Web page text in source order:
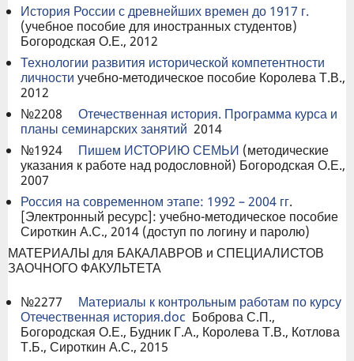
История России с древнейших времен до 1917 г.
(учебное пособие для иностранных студентов)
Богородская О.Е., 2012
Технологии развития исторической компетентности
личности учебно-методическое пособие Королева Т.В.,
2012
№2208 Отечественная история. Программа курса и
планы семинарских занятий 2014
№1924 Пишем ИСТОРИЮ СЕМЬИ (методические
указания к работе над родословной) Богородская О.Е.,
2007
Россия на современном этапе: 1992 – 2004 гг.
[Электронный ресурс]: учебно-методическое пособие
Сироткин А.С., 2014 (доступ по логину и паролю)
МАТЕРИАЛЫ для БАКАЛАВРОВ и СПЕЦИАЛИСТОВ
ЗАОЧНОГО ФАКУЛЬТЕТА
№2277 Материалы к контрольным работам по курсу
Отечественная история.doc Боброва С.П.,
Богородская О.Е., Будник Г.А., Королева Т.В., Котлова
Т.Б., Сироткин А.С., 2015